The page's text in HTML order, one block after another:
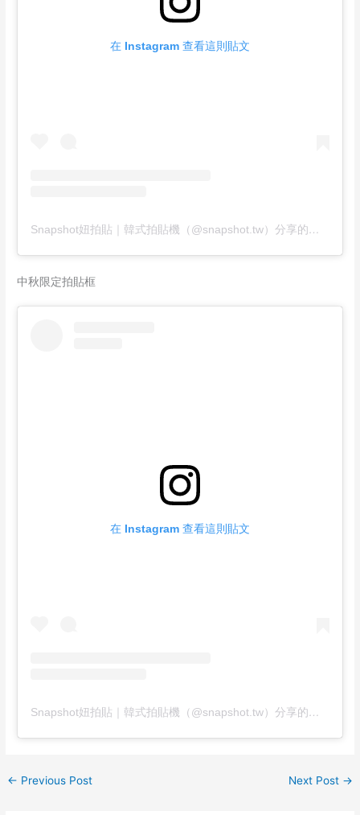
在 Instagram 查看這則貼文
Snapshot妞拍貼｜韓式拍貼機（@snapshot.tw）分享的貼文
中秋限定拍貼框
在 Instagram 查看這則貼文
Snapshot妞拍貼｜韓式拍貼機（@snapshot.tw）分享的貼文
← Previous Post Next Post →